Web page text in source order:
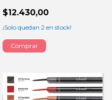
$12.430,00
¡Solo quedan 2 en stock!
Comprar